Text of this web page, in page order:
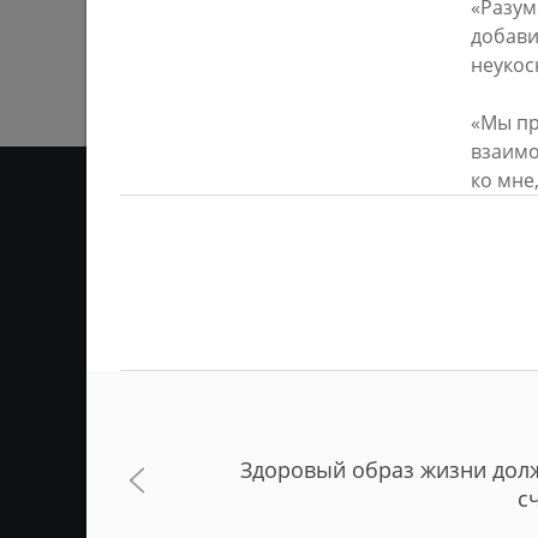
«Мы
ко
Здоровый образ жизни
сети Интернет или на
ссылка).